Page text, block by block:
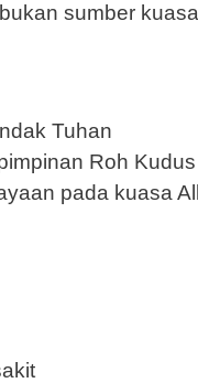
sumber kuasa
Tuhan
Roh Kudus
pada kuasa